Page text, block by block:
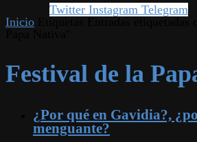
Twitter Instagram Telegram
Inicio
Festival de la
¿Por qué en Gavidia?,
menguante?